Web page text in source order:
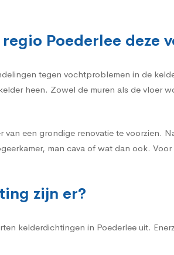
Poederlee deze
tegen vochtproblemen in de
heen. Zowel de muren als de
een grondige renovatie te voorzien.
man cava of wat dan ook.
zijn er?
kelderdichtingen in Poederlee uit.